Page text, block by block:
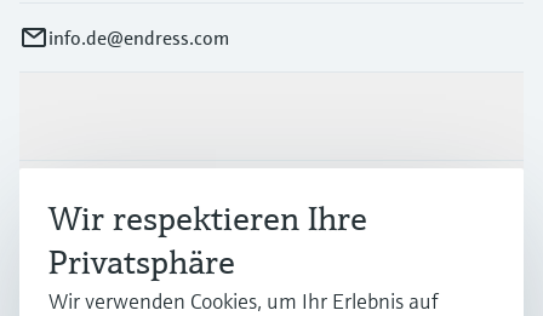
info.de@endress.com
Branchen
Support
Wir respektieren Ihre
Privatsphäre
Wir verwenden Cookies, um Ihr Erlebnis auf